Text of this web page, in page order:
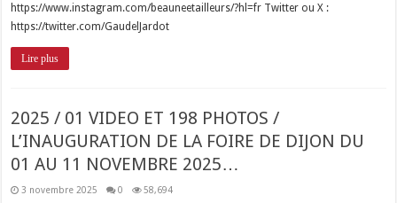
https://www.instagram.com/beauneetailleurs/?hl=fr Twitter ou X :
https://twitter.com/GaudelJardot
Lire plus
2025 / 01 VIDEO ET 198 PHOTOS /
L’INAUGURATION DE LA FOIRE DE DIJON DU
01 AU 11 NOVEMBRE 2025…
3 novembre 2025 0 58,694